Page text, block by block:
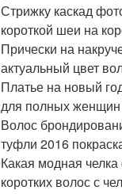
Стрижку каскад
короткой шеи на
Прически на
актуальный цвет
Платье на новый
для полных женщин
Волос
туфли 2016
Какая модная
коротких волос с